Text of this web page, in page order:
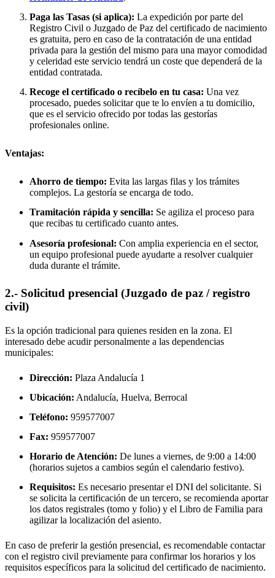
Paga las Tasas (si aplica): La expedición por parte del
Registro Civil o Juzgado de Paz del certificado de nacimiento
es gratuita, pero en caso de la contratación de una entidad
privada para la gestión del mismo para una mayor comodidad
y celeridad este servicio tendrá un coste que dependerá de la
entidad contratada.
Recoge el certificado o recíbelo en tu casa: Una vez
procesado, puedes solicitar que te lo envíen a tu domicilio,
que es el servicio ofrecido por todas las gestorías
profesionales online.
Ventajas:
Ahorro de tiempo: Evita las largas filas y los trámites
complejos. La gestoría se encarga de todo.
Tramitación rápida y sencilla: Se agiliza el proceso para
que recibas tu certificado cuanto antes.
Asesoría profesional: Con amplia experiencia en el sector,
un equipo profesional puede ayudarte a resolver cualquier
duda durante el trámite.
2.- Solicitud presencial (Juzgado de paz / registro
civil)
Es la opción tradicional para quienes residen en la zona. El
interesado debe acudir personalmente a las dependencias
municipales:
Dirección: Plaza Andalucía 1
Ubicación: Andalucía, Huelva, Berrocal
Teléfono: 959577007
Fax: 959577007
Horario de Atención: De lunes a viernes, de 9:00 a 14:00
(horarios sujetos a cambios según el calendario festivo).
Requisitos: Es necesario presentar el DNI del solicitante. Si
se solicita la certificación de un tercero, se recomienda aportar
los datos registrales (tomo y folio) y el Libro de Familia para
agilizar la localización del asiento.
En caso de preferir la gestión presencial, es recomendable contactar
con el registro civil previamente para confirmar los horarios y los
requisitos específicos para la solicitud del certificado de nacimiento.